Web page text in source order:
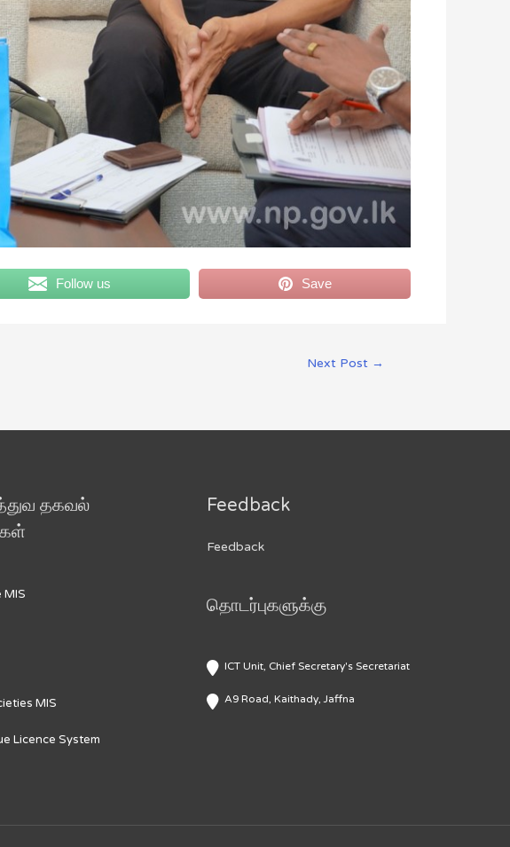
Follow us
Save
Next Post →
தகவல்
MIS
MIS
Licence System
Feedback
Feedback
தொடர்புகளுக்கு
ICT Unit, Chief Secretary's Secretariat
A9 Road, Kaithady, Jaffna